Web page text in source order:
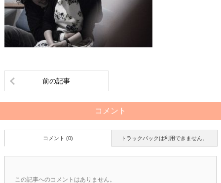
前の記事
コメント
トラックバックは利用できません。
コメント (0)
この記事へのコメントはありません。